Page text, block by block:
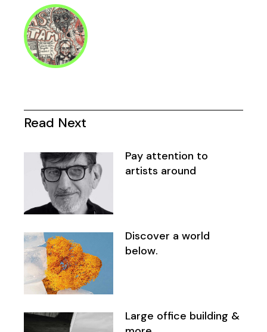
Read Next
Pay attention to
artists around
Discover a world
below.
Large office building &